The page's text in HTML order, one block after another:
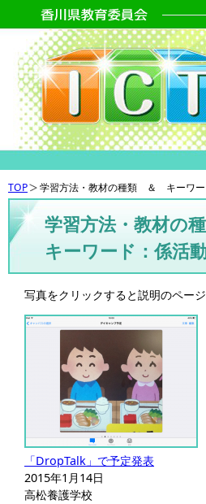
TOP 学習方法・教材の種類 ＆ キーワー
学習方法・教材の
キーワード：係活
写真をクリックすると説明のペー
「DropTalk」で予定発表
2015年1月14日
高松養護学校